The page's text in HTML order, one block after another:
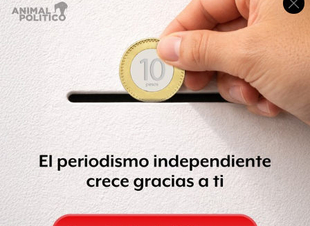
Unos 1,300 policías, mencionó, no tienen el índice de
masa corporal adecuado para incorporarse a la Guardia
Nacional.